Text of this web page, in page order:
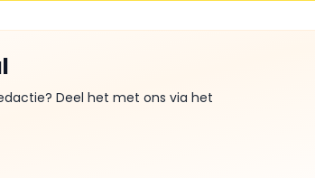
Deel het met ons via het